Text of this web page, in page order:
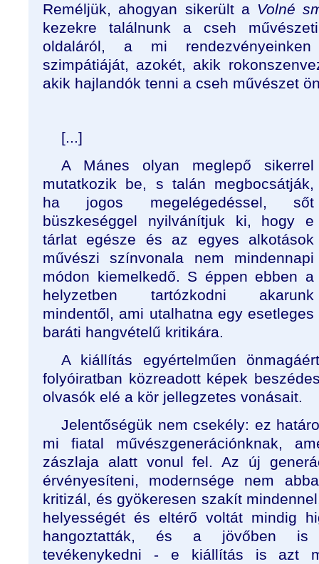
Reméljük, ahogyan sikerült a Volné
kezekre találnunk a cseh
oldaláról, a mi
szimpátiáját, azokét, akik
akik hajlandók tenni a cseh művészet
[...]
A Mánes olyan meglepő sikerrel
mutatkozik be, s talán megbocsátják,
ha jogos megelégedéssel, sőt
büszkeséggel nyilvánítjuk ki, hogy e
tárlat egésze és az egyes alkotások
művészi színvonala nem mindennapi
módon kiemelkedő. S éppen ebben a
helyzetben tartózkodni akarunk
mindentől, ami utalhatna egy esetleges
baráti hangvételű kritikára.
A kiállítás egyértelműen
folyóiratban közreadott képek
olvasók elé a kör jellegzetes vonásait.
Jelentőségük nem csekély: ez
mi fiatal művészgenerációnknak,
zászlaja alatt vonul fel. Az új
érvényesíteni, modernsége nem
kritizál, és gyökeresen szakít
helyességét és eltérő voltát mindig
hangoztatták, és a jövőben is
tevékenykedni - e kiállítás is azt